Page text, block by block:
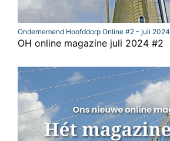
Ondernemend Hoofddorp Online #2 - juli 2024
OH online magazine juli 2024 #2